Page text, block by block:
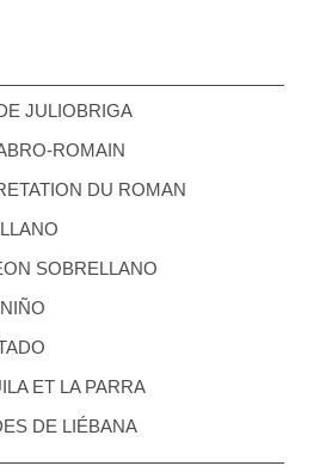
JULIOBRIGA
ROMAIN
DU ROMAN
SOBRELLANO
ET LA PARRA
DE LIÉBANA